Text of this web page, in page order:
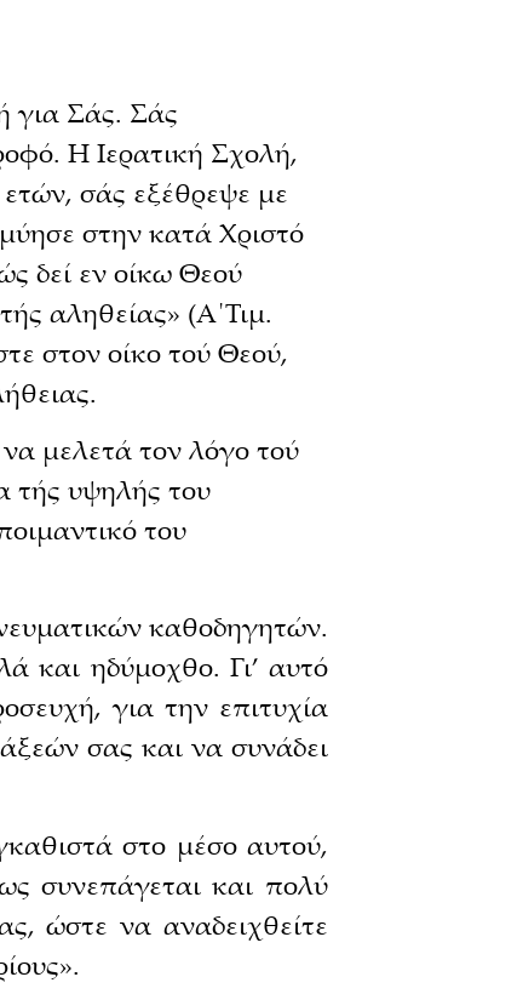
για Σάς. Σάς
Η Ιερατική Σχολή,
ετών, σάς εξέθρεψε με
στην κατά Χριστό
δεί εν οίκω Θεού
αληθείας» (Α΄Τιμ.
στον οίκο τού Θεού,
μελετά τον λόγο τού
τής υψηλής του
του
καθοδηγητών.
και ηδύμοχθο. Γι’ αυτό
για την επιτυχία
σας και να συνάδει
στο μέσο αυτού,
συνεπάγεται και πολύ
ώστε να αναδειχθείτε